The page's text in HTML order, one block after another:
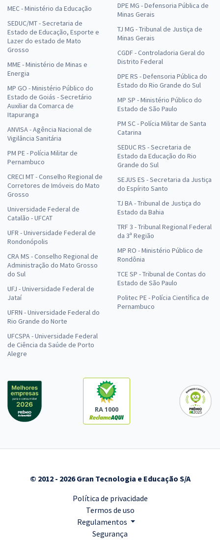
MEC - Ministério da Educação
SEDUC/MT - Secretaria de
Estado de Educação, Esporte e
Lazer do estado de Mato
Grosso
MME - Ministério de Minas e
Energia
MP GO - Ministério Público do
Estado de Goiás - Secretário
Auxiliar da Comarca de
Itapuranga
ANVISA - Agência Nacional de
Vigilância Sanitária
PM PE - Polícia Militar de
Pernambuco
CRECI MT - Conselho Regional de
Corretores de Imóveis do Mato
Grosso
Universidade Federal de
Catalão - UFCAT
UFR - Universidade Federal de
Rondonópolis
CRA MS - Conselho Regional de
Administração do Mato Grosso
do Sul
UFJ - Universidade Federal de
Jataí
UFRN - Universidade Federal do
Rio Grande do Norte
UFCSPA - Universidade Federal
de Ciência da Saúde de Porto
Alegre
DPE MG - Defensoria Pública de
Minas Gerais
TJ MG - Tribunal de Justiça de
Minas Gerais
CGDF - Controladoria Geral do
Distrito Federal
DPE RS - Defensoria Pública do
Estado do Rio Grande do Sul
MP SP - Ministério Público do
Estado de São Paulo
PM SC - Polícia Militar de Santa
Catarina
SEDUC RS - Secretaria de
Estado da Educação do Rio
Grande do Sul
SEJUS ES - Secretaria da Justiça
do Espírito Santo
TJ BA - Tribunal de Justiça do
Estado da Bahia
TRF 3 - Tribunal Regional Federal
da 3ª Região
MP RO - Ministério Público de
Rondônia
TCE SP - Tribunal de Contas do
Estado de São Paulo
Politec PE - Polícia Científica de
Pernambuco
RA 1000
© 2012 - 2026 Gran Tecnologia e Educação S/A
Política de privacidade
Termos de uso
Regulamentos
Segurança